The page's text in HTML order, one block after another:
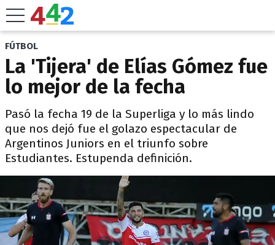
FÚTBOL
La 'Tijera' de Elías Gómez fue
lo mejor de la fecha
Pasó la fecha 19 de la Superliga y lo más lindo
que nos dejó fue el golazo espectacular de
Argentinos Juniors en el triunfo sobre
Estudiantes. Estupenda definición.